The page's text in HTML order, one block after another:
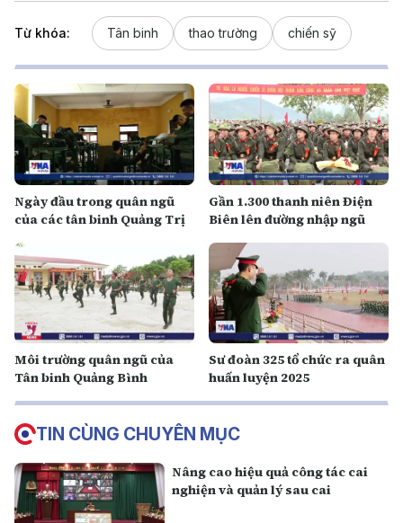
Từ khóa: Tân binh thao trường chiến sỹ
Ngày đầu trong quân ngũ
của các tân binh Quảng Trị
Gần 1.300 thanh niên Điện
Biên lên đường nhập ngũ
Môi trường quân ngũ của
Tân binh Quảng Bình
Sư đoàn 325 tổ chức ra quân
huấn luyện 2025
TIN CÙNG CHUYÊN MỤC
Nâng cao hiệu quả công tác cai
nghiện và quản lý sau cai